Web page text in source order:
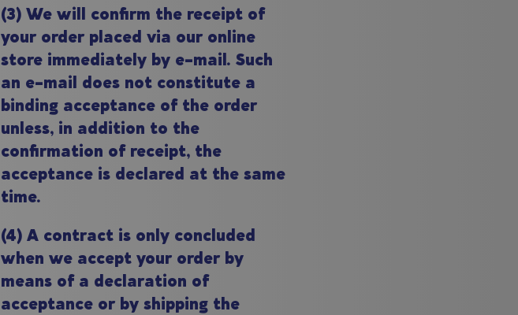
(3) We will confirm the receipt of
your order placed via our online
store immediately by e-mail. Such
an e-mail does not constitute a
binding acceptance of the order
unless, in addition to the
confirmation of receipt, the
acceptance is declared at the same
time.
(4) A contract is only concluded
when we accept your order by
means of a declaration of
acceptance or by shipping the